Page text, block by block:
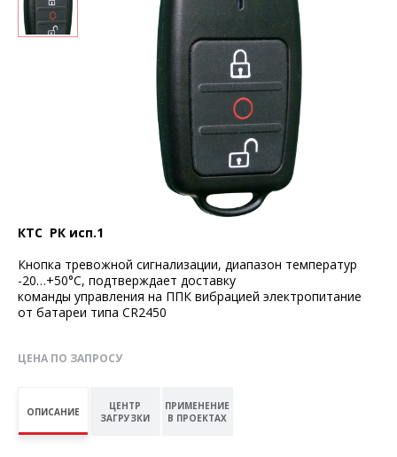
КТС РК исп.1
Кнопка тревожной сигнализации, диапазон температур
-20…+50°С, подтверждает доставку
команды управления на ППК вибрацией электропитание
от батареи типа CR2450
ЦЕНА ПО ЗАПРОСУ
ОПИСАНИЕ
ЦЕНТР
ЗАГРУЗКИ
ПРИМЕНЕНИЕ
В ПРОЕКТАХ